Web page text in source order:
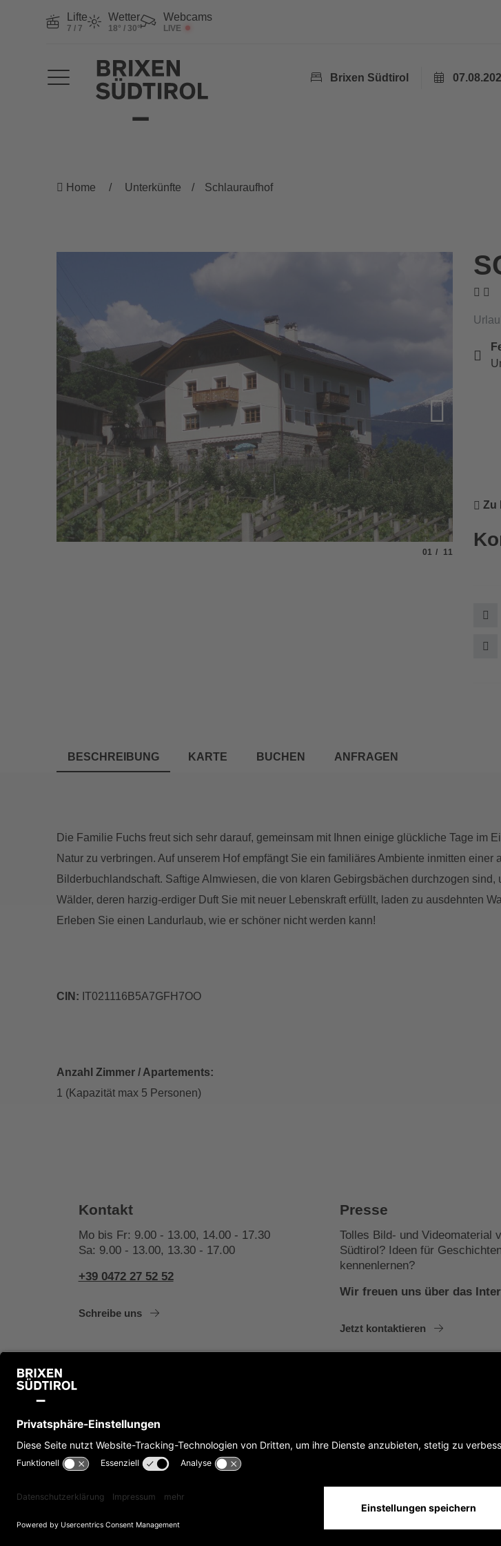
Lifte
7 / 7
Wetter
18° / 30°
Webcams
LIVE
Brixen Südtirol
Home Unterkünfte Schlauraufhof
Slide
01 von
11
Zu
BESCHREIBUNG KARTE BUCHEN ANFRAGEN
Die Familie Fuchs freut sich sehr darauf, gemeinsam mit Ihnen einige glückliche Tage im
Natur zu verbringen. Auf unserem Hof empfängt Sie ein familiäres Ambiente inmitten einer
Bilderbuchlandschaft. Saftige Almwiesen, die von klaren Gebirgsbächen durchzogen sind,
Wälder, deren harzig-erdiger Duft Sie mit neuer Lebenskraft erfüllt, laden zu ausdehnten
Erleben Sie einen Landurlaub, wie er schöner nicht werden kann!
CIN: IT021116B5A7GFH7OO
Anzahl Zimmer / Apartements:
1 (Kapazität max 5 Personen)
Kontakt
Mo bis Fr: 9.00 - 13.00, 14.00 - 17.30
Sa: 9.00 - 13.00, 13.30 - 17.00
+39 0472 27 52 52
Schreibe uns
Presse
Tolles Bild- und Videomaterial
Südtirol? Ideen für
kennenlernen?
Wir freuen uns über das
Jetzt kontaktieren
Impressum Cookies Privacy